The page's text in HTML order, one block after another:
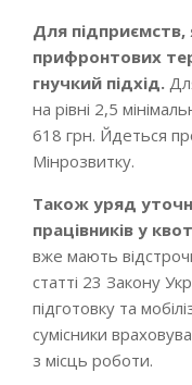
Для
прифронтових
гнучкий підхід.
на рівні 2,5
618 грн. Йдеться
Мінрозвитку.
Також уряд
працівників у
вже мають
статті 23 Закону
підготовку та
сумісники
з місць роботи.